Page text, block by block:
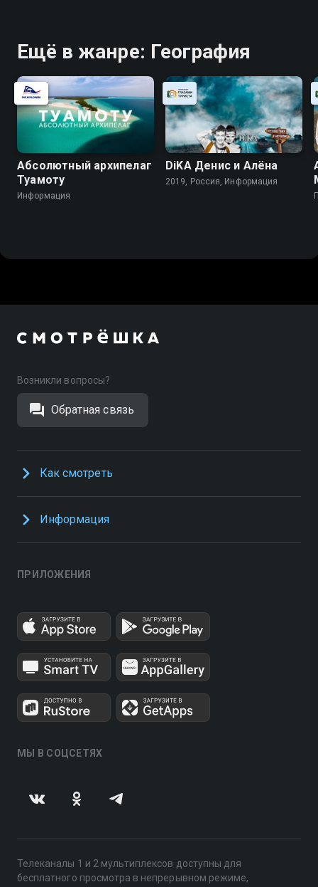
Ещё в жанре: География
Абсолютный архипелаг
Туамоту
Информация
DiKA Денис и Алёна
2019, Россия, Информация
Возникли вопросы?
Обратная связь
Как смотреть
Информация
ПРИЛОЖЕНИЯ
МЫ В СОЦСЕТЯХ
Телеканалы 1 и 2 мультиплексов доступны для
бесплатного просмотра в непрерывном режиме,